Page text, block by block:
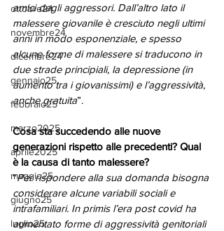
ottobre24
novembre24
dicembre24
gennaio25
febbraio25
marzo2025
aprile2025
maggio25
giugno25
luglio25
amici degli aggressori. Dall’altro lato il
malessere giovanile è cresciuto negli ultimi
anni in modo esponenziale, e spesso
alcune forme di malessere si traducono in
due strade principiali, la depressione (in
aumento tra i giovanissimi) e l’aggressività,
anche gratuita”.
Cosa sta succedendo alle nuove
generazioni rispetto alle precedenti? Qual
è la causa di tanto malessere?
“Per rispondere alla sua domanda bisogna
considerare alcune variabili sociali e
intrafamiliari. In primis l’era post covid ha
aumentato forme di aggressività genitoriali